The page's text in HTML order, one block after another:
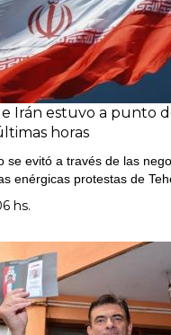
Irán estuvo a punto
horas
se evitó a través de las
enérgicas protestas de
hs.